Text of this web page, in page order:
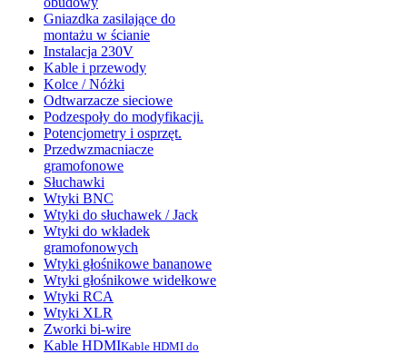
Gniazdka zasilające do
montażu w ścianie
Instalacja 230V
Kable i przewody
Kolce / Nóżki
Odtwarzacze sieciowe
Podzespoły do modyfikacji.
Potencjometry i osprzęt.
Przedwzmacniacze
gramofonowe
Słuchawki
Wtyki BNC
Wtyki do słuchawek / Jack
Wtyki do wkładek
gramofonowych
Wtyki głośnikowe bananowe
Wtyki głośnikowe widełkowe
Wtyki RCA
Wtyki XLR
Zworki bi-wire
Kable HDMIKable HDMI do